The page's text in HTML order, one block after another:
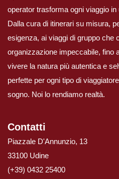
Viaggi in Fiji
Viaggi in Nuova
Viaggi in Polinesia
Sud America
Viaggi in Aruba
Viaggi in Argentina e
operator trasforma ogni viaggio
Dalla cura di itinerari su misura,
esigenza, ai viaggi di gruppo che
organizzazione impeccabile, fino
vivere la natura più autentica e
perfette per ogni tipo di
sogno. Noi lo rendiamo realtà.
Contatti
Piazzale D'Annunzio, 13
33100 Udine
(+39) 0432 25400